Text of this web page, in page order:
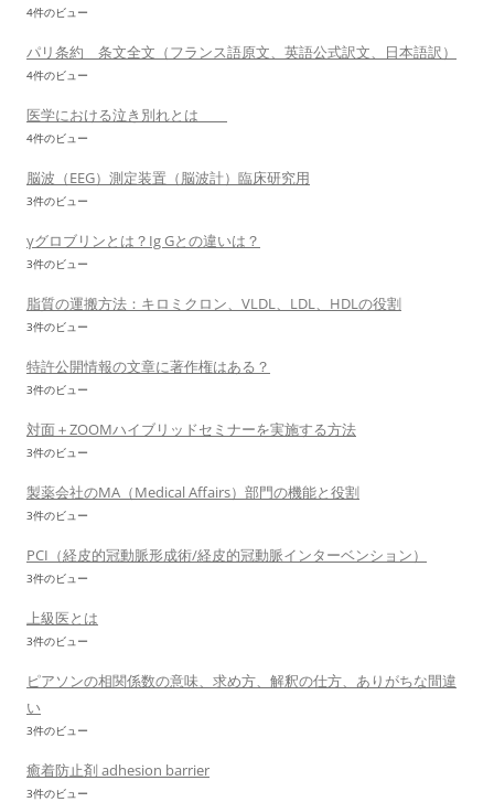
4件のビュー
パリ条約 条文全文（フランス語原文、英語公式訳文、日本語訳）
4件のビュー
医学における泣き別れとは
4件のビュー
脳波（EEG）測定装置（脳波計）臨床研究用
3件のビュー
γグロブリンとは？Ig Gとの違いは？
3件のビュー
脂質の運搬方法：キロミクロン、VLDL、LDL、HDLの役割
3件のビュー
特許公開情報の文章に著作権はある？
3件のビュー
対面＋ZOOMハイブリッドセミナーを実施する方法
3件のビュー
製薬会社のMA（Medical Affairs）部門の機能と役割
3件のビュー
PCI（経皮的冠動脈形成術/経皮的冠動脈インターベンション）
3件のビュー
上級医とは
3件のビュー
ピアソンの相関係数の意味、求め方、解釈の仕方、ありがちな間違
い
3件のビュー
癒着防止剤 adhesion barrier
3件のビュー